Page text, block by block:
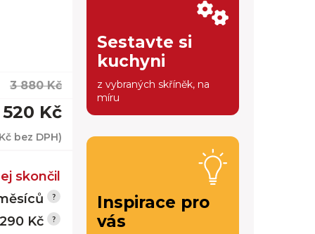
3 880 Kč
Kč
bez DPH)
skončil
Kč
Sestavte si
kuchyni
z vybraných skříněk, na
míru
Inspirace pro
vás